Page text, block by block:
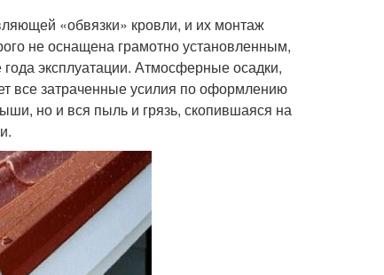
«обвязки» кровли, и их монтаж
не оснащена грамотно установленным,
эксплуатации. Атмосферные осадки,
все затраченные усилия по оформлению
но и вся пыль и грязь, скопившаяся на